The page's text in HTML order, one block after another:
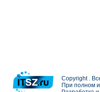
Copyright .
При полном